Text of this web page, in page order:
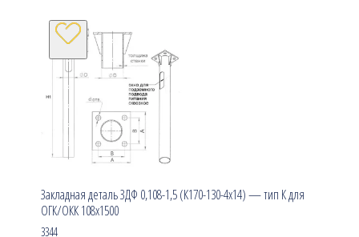
Закладная деталь ЗДФ 0,108-1,5 (К170-130-4х14) — тип К для
ОГК/ОКК 108х1500
3344